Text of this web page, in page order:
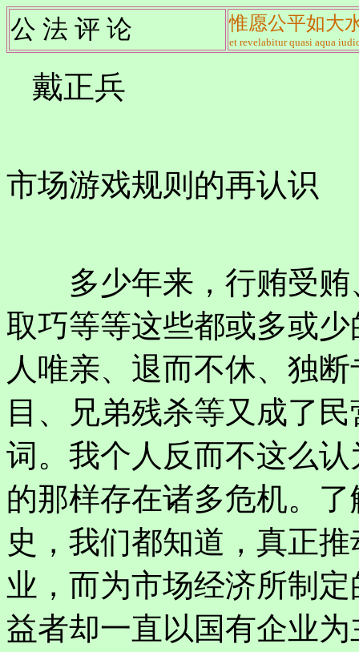
公 法 评 论 惟愿公平如大
et revelabitur quasi aqua
戴正兵
市场游戏规则的再认识
多少年来，行贿受贿
取巧等等这些都或多或
人唯亲、退而不休、独
目、兄弟残杀等又成了
词。我个人反而不这么
的那样存在诸多危机。
史，我们都知道，真正
业，而为市场经济所制
益者却一直以国有企业